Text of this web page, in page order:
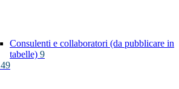
Consulenti e collaboratori (da pubblicare in
tabelle) 9
49